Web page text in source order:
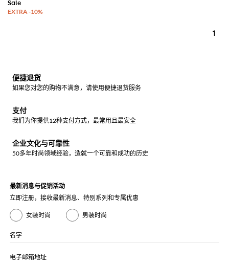
1
便捷退货
如果您对您的购物不满意，请使用便捷退货服务
支付
我们为你提供12种支付方式，最常用且最安全
企业文化与可靠性
50多年时尚领域经验，造就一个可靠和成功的历史
最新消息与促销活动
立即注册，接收最新消息、特别系列和专属优惠
女装时尚 男装时尚
名字
电子邮箱地址